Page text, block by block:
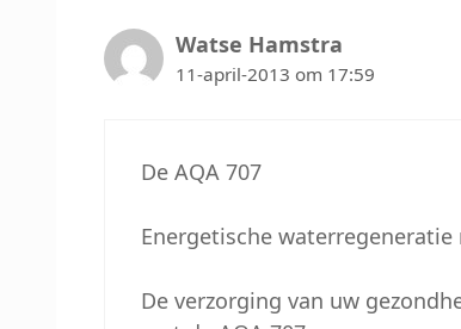
Watse Hamstra
11-april-2013 om 17:59
De AQA 707
Energetische waterregeneratie
De verzorging van uw